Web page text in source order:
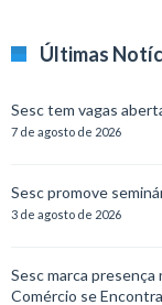
Últimas
Sesc tem vagas
7 de agosto de 2026
Sesc promove
3 de agosto de 2026
Sesc marca presença
Comércio se